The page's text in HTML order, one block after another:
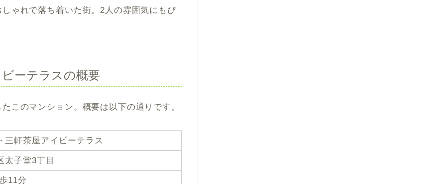
ゃれで落ち着いた街。2人の雰囲気にもぴ
ーテラスの概要
このマンション。概要は以下の通りです。
三軒茶屋アイビーテラス
太子堂3丁目
11分